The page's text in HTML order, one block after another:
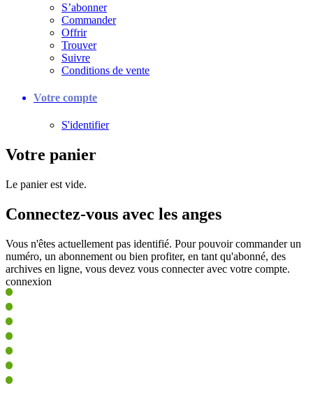
S’abonner
Commander
Offrir
Trouver
Suivre
Conditions de vente
Votre compte
S'identifier
Votre panier
Le panier est vide.
Connectez-vous avec les anges
Vous n'êtes actuellement pas identifié. Pour pouvoir commander un
numéro, un abonnement ou bien profiter, en tant qu'abonné, des
archives en ligne, vous devez vous connecter avec votre compte.
connexion